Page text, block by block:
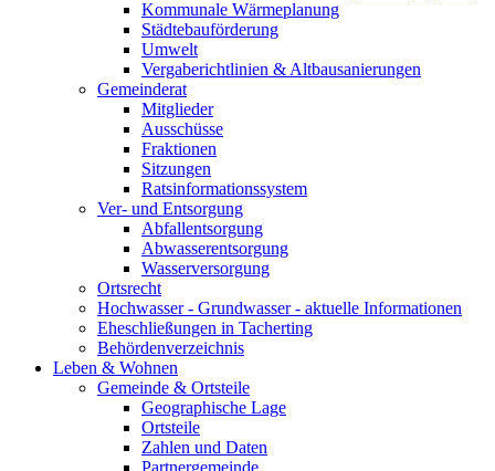
Kommunale Wärmeplanung
Städtebauförderung
Umwelt
Vergaberichtlinien & Altbausanierungen
Gemeinderat
Mitglieder
Ausschüsse
Fraktionen
Sitzungen
Ratsinformationssystem
Ver- und Entsorgung
Abfallentsorgung
Abwasserentsorgung
Wasserversorgung
Ortsrecht
Hochwasser - Grundwasser - aktuelle Informationen
Eheschließungen in Tacherting
Behördenverzeichnis
Leben & Wohnen
Gemeinde & Ortsteile
Geographische Lage
Ortsteile
Zahlen und Daten
Partnergemeinde